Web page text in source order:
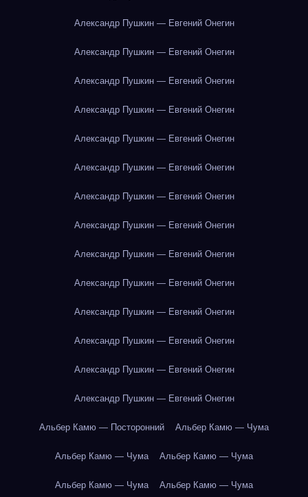
Александр Пушкин — Евгений Онегин
Александр Пушкин — Евгений Онегин
Александр Пушкин — Евгений Онегин
Александр Пушкин — Евгений Онегин
Александр Пушкин — Евгений Онегин
Александр Пушкин — Евгений Онегин
Александр Пушкин — Евгений Онегин
Александр Пушкин — Евгений Онегин
Александр Пушкин — Евгений Онегин
Александр Пушкин — Евгений Онегин
Александр Пушкин — Евгений Онегин
Александр Пушкин — Евгений Онегин
Александр Пушкин — Евгений Онегин
Александр Пушкин — Евгений Онегин
Альбер Камю — Посторонний Альбер Камю — Чума
Альбер Камю — Чума Альбер Камю — Чума
Альбер Камю — Чума Альбер Камю — Чума